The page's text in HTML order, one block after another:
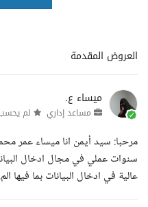
العروض المقدمة
ميساء ع.
مساعد إداري لم
سنوات عملي في مجال ادخال
عالية في ادخال البيانات بما فيها